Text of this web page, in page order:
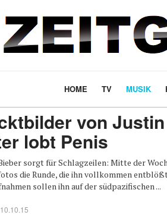
HOME TV MUSIK
von
lobt Penis
sorgt für Schlagzeilen: Mitte der
die Runde, die ihn vollkommen
sollen ihn auf der südpazifischen ...